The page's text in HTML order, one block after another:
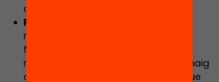
comprendre l’objectiu i les regles.
Plantejament de resolució:
mateixa manera que necessito
formular una bona estratègia per
resoldre un problema, mentre jugo haig
de plantejar diferents estratègies que